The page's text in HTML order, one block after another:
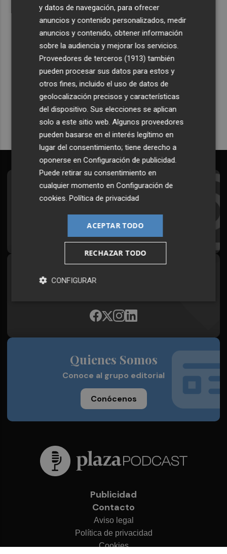
Recibe toda la actualidad de
Plaza Podcast en tu correo
Quiero suscribirme
Suscríbete al Boletín
¡Quiero suscribirme!
Síguenos en redes
Quienes Somos
Conoce al grupo editorial
Conócenos
Publicidad
Contacto
Aviso legal
Política de privacidad
Cookies
y datos de navegación, para ofrecer
anuncios y contenido personalizados, medir
anuncios y contenido, obtener información
sobre la audiencia y mejorar los servicios.
Proveedores de terceros (1913) también
pueden procesar sus datos para estos y
otros fines, incluido el uso de datos de
geolocalización precisos y características
del dispositivo. Sus elecciones se aplican
solo a este sitio web. Algunos proveedores
pueden basarse en el interés legítimo en
lugar del consentimiento; tiene derecho a
oponerse enConfiguración de publicidad.
Puede retirar su consentimiento en
cualquier momento enConfiguración de
cookies.Política de privacidad
ACEPTAR TODO
RECHAZAR TODO
CONFIGURAR